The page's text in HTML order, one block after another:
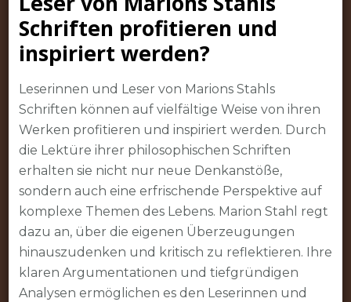
Schriften profitieren und
inspiriert werden?
Leserinnen und Leser von Marions Stahls
Schriften können auf vielfältige Weise von ihren
Werken profitieren und inspiriert werden. Durch
die Lektüre ihrer philosophischen Schriften
erhalten sie nicht nur neue Denkanstöße,
sondern auch eine erfrischende Perspektive auf
komplexe Themen des Lebens. Marion Stahl regt
dazu an, über die eigenen Überzeugungen
hinauszudenken und kritisch zu reflektieren. Ihre
klaren Argumentationen und tiefgründigen
Analysen ermöglichen es den Leserinnen und